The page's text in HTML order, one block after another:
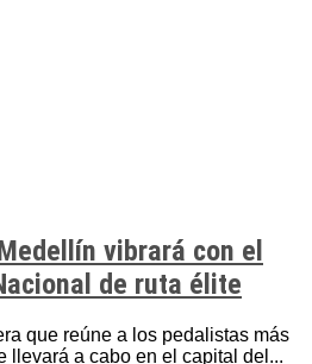
vibrará con el
de ruta élite
que reúne a los pedalistas más
llevará a cabo en el capital del...